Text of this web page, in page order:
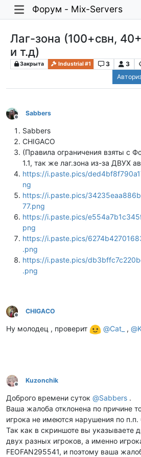
Форум - Mix-Servers
Лаг-зона (100+свн,
и т.д)
Закрыта Industrial #1 3 3
Не в сети
Sabbers
Sabbers
CHIGACO
(Правила ограничения взяты с
1.1, так же лаг.зона из-за ДВУХ
https://i.paste.pics/
ng
https://i.paste.pics/
77.png
https://i.paste.pics/
png
https://i.paste.pics/
.png
https://i.paste.pics/
.png
Не в сети
CHIGACO
Ну молодец , проверит @Cat_ , @
Не в сети
Kuzonchik
Доброго времени суток @Sabbers .
Ваша жалоба отклонена по причине
игрока не имеются нарушения по п.п.
Так как в скриншоте вы указываете
двух разных игроков, а именно
FEOFAN295541, и поэтому ваша